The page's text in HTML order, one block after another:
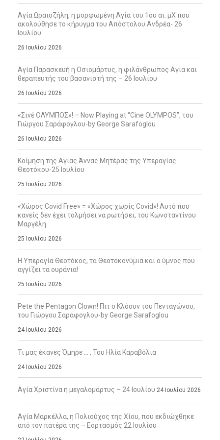
Αγία Ωραιοζήλη, η μορφωμένη Αγία του 1ου αι. μΧ που
ακολούθησε το κήρυγμα του Απόστολου Ανδρέα- 26
Ιουλίου
26 Ιουλίου 2026
Αγία Παρασκευή η Οσιομάρτυς, η φιλάνθρωπος Αγία και
θεραπευτής του βασανιστή της – 26 Ιουλίου
26 Ιουλίου 2026
«Σινέ ΟΛΥΜΠΟΣ»! – Now Playing at “Cine OLYMPOS”, του
Γιώργου Σαράφογλου-by George Sarafoglou
26 Ιουλίου 2026
Κοίμηση της Αγίας Άννας Μητέρας της Υπεραγίας
Θεοτόκου-25 Ιουλίου
25 Ιουλίου 2026
«Χώρος Covid Free» = «Χώρος χωρίς Covid»! Αυτό που
κανείς δεν έχει τολμήσει να ρωτήσει, του Κωνσταντίνου
Μαργέλη
25 Ιουλίου 2026
Η Υπεραγία Θεοτόκος, τα Θεοτοκονύμια και ο ύμνος που
αγγίζει τα ουράνια!
25 Ιουλίου 2026
Pete the Pentagon Clown! Πιτ ο Κλόουν του Πενταγώνου,
του Γιώργου Σαράφογλου-by George Sarafoglou
24 Ιουλίου 2026
Τι μας έκανες Όμηρε … , Του Ηλία Καραβόλια
24 Ιουλίου 2026
Αγία Χριστίνα η μεγαλομάρτυς – 24 Ιουλίου 24 Ιουλίου 2026
Αγία Μαρκέλλα, η Πολιούχος της Χίου, που εκδιώχθηκε
από τον πατέρα της – Εορτασμός 22 Ιουλίου